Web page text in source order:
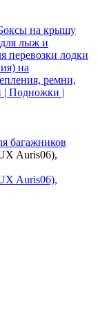
на крышу
лыж и
перевозки лодки
на
ремни,
| Подножки |
багажников
Auris06),